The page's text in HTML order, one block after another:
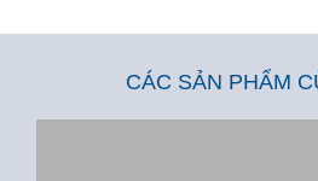
CÁC SẢN PHẨM